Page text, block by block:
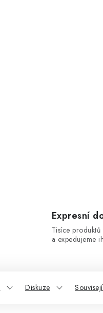
Expresní
Tisíce
a expedujeme
Diskuze